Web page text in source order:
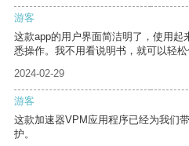
游客
这款app的用户界面简洁明了，使用
悉操作。我不用看说明书，就可以轻松
2024-02-29
游客
这款加速器VPM应用程序已经为我们
护。